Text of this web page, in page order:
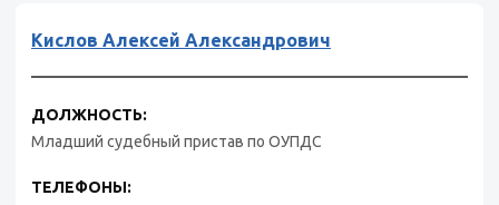
Кислов Алексей Александрович
ДОЛЖНОСТЬ:
Младший судебный пристав по ОУПДС
ТЕЛЕФОНЫ: